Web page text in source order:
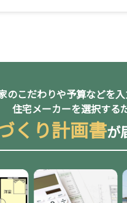
のこだわりや予算などを
住宅メーカーを選択する
くり計画書が